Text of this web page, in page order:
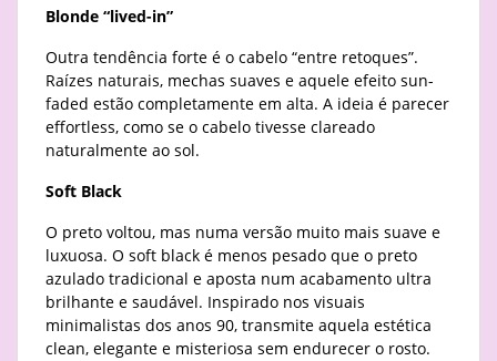
Blonde “lived-in”
Outra tendência forte é o cabelo “entre retoques”.
Raízes naturais, mechas suaves e aquele efeito sun-
faded estão completamente em alta. A ideia é parecer
effortless, como se o cabelo tivesse clareado
naturalmente ao sol.
Soft Black
O preto voltou, mas numa versão muito mais suave e
luxuosa. O soft black é menos pesado que o preto
azulado tradicional e aposta num acabamento ultra
brilhante e saudável. Inspirado nos visuais
minimalistas dos anos 90, transmite aquela estética
clean, elegante e misteriosa sem endurecer o rosto.